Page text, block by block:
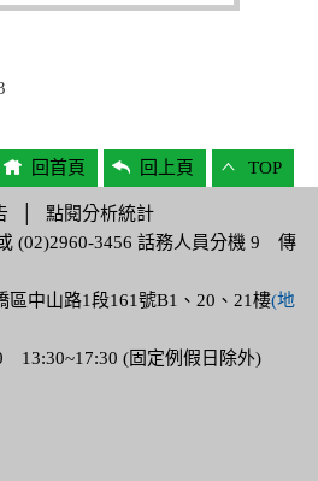
回首頁 回上頁 TOP
點閱分析統計
(02)2960-3456 話務人員分機 9 傳
區中山路1段161號B1、20、21樓(地
13:30~17:30 (固定例假日除外)